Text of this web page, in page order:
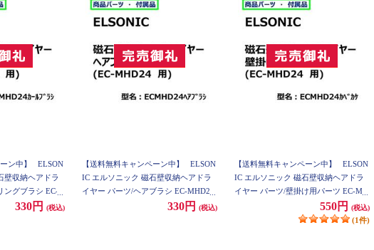
ン中】
ELSON
壁収納ヘアドラ
ングブラシ EC-
330円 (税込)
【送料無料キャンペーン中】
ELSON
IC エルソニック 磁石壁収納ヘアドラ
イヤー パーツ/ヘアブラシ EC-MHD24
330円 (税込)
【送料無料キャンペーン中】
ELSON
IC エルソニック 磁石壁収納ヘアドラ
イヤー パーツ/壁掛け用パーツ EC-MH
550円 (税込)
(1件)